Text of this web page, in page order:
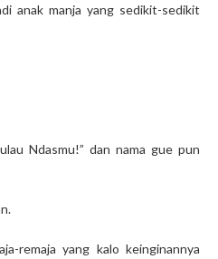
anak manja yang sedikit-sedikit
Ndasmu!” dan nama gue pun
remaja yang kalo keinginannya